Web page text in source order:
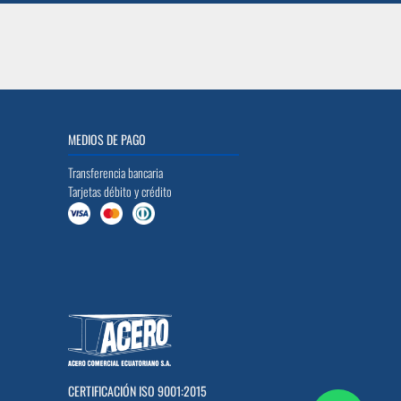
MEDIOS DE PAGO
Transferencia bancaria
Tarjetas débito y crédito
CERTIFICACIÓN ISO 9001:2015